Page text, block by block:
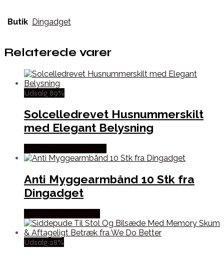
Butik Dingadget
Relaterede varer
Udsalg 89%
Solcelledrevet Husnummerskilt
med Elegant Belysning
Anti Myggearmbånd 10 Stk fra
Dingadget
Udsalg 28%